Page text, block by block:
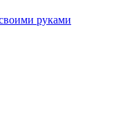
руками